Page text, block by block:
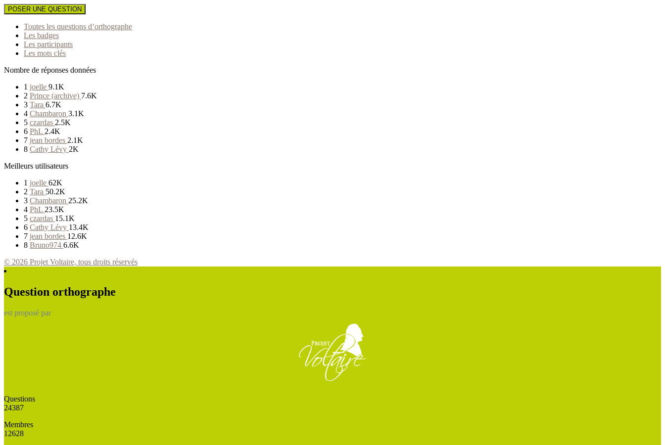
POSER UNE QUESTION
Toutes les questions d’orthographe
Les badges
Les participants
Les mots clés
Nombre de réponses données
1 joelle 9.1K
2 Prince (archive) 7.6K
3 Tara 6.7K
4 Chambaron 3.1K
5 czardas 2.5K
6 PhL 2.4K
7 jean bordes 2.1K
8 Cathy Lévy 2K
Meilleurs utilisateurs
1 joelle 62K
2 Tara 50.2K
3 Chambaron 25.2K
4 PhL 23.5K
5 czardas 15.1K
6 Cathy Lévy 13.4K
7 jean bordes 12.6K
8 Bruno974 6.6K
© 2026 Projet Voltaire, tous droits réservés
Question orthographe
est proposé par
Questions
24387
Membres
12628